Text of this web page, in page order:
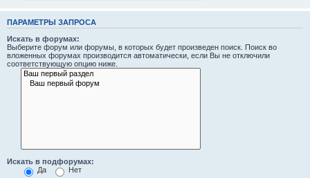
ПАРАМЕТРЫ ЗАПРОСА
Искать в форумах:
Выберите форум или форумы, в которых будет произведен поиск. Поиск во
вложенных форумах производится автоматически, если Вы не отключили
соответствующую опцию ниже.
Искать в подфорумах:
Да
Нет